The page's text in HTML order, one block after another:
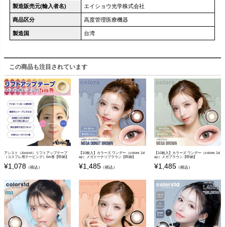
製造販売元(輸入者名) エイショウ光学株式会社
商品区分 高度管理医療機器
製造国 台湾
この商品も注目されています
アシスト（Assist）リフトアップテープ
（コスプレ用テーピング）5m巻【即納】
¥1,078 （税込）
【10枚入】カラーズ ワンデー（colors 1d
ay）メガドーナツブラウン【即納】
¥1,485 （税込）
【10枚入】カラーズ ワンデー（colors 1d
ay）メガブラウン【即納】
¥1,485（税込）